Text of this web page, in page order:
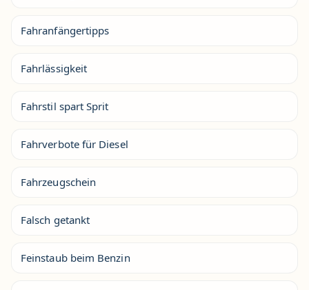
Fahranfängertipps
Fahrlässigkeit
Fahrstil spart Sprit
Fahrverbote für Diesel
Fahrzeugschein
Falsch getankt
Feinstaub beim Benzin